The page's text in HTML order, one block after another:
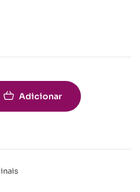
Adicionar